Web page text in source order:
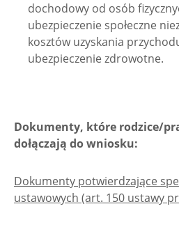
dochodowy od osób
ubezpieczenie społeczne
kosztów uzyskania
ubezpieczenie zdrowotne.
Dokumenty, które rodzice/
dołączają do wniosku:
Dokumenty potwierdzające
ustawowych (art. 150 ustawy